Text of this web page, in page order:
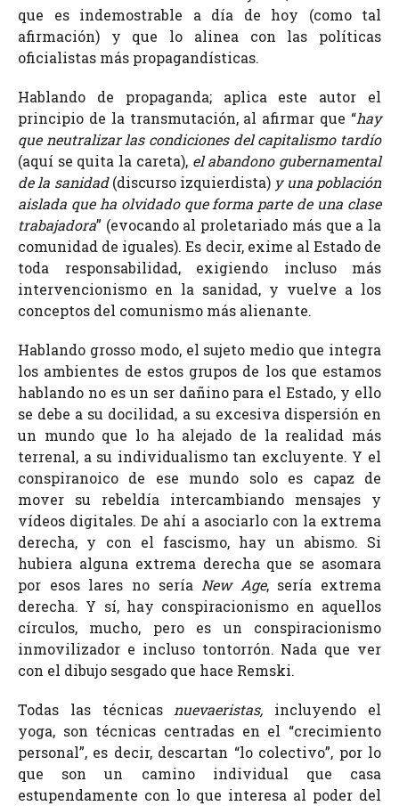
que es indemostrable a día de hoy (como tal
afirmación) y que lo alinea con las políticas
oficialistas más propagandísticas.
Hablando de propaganda; aplica este autor el
principio de la transmutación, al afirmar que “hay
que neutralizar las condiciones del capitalismo tardío
(aquí se quita la careta), el abandono gubernamental
de la sanidad(discurso izquierdista) y una población
aislada que ha olvidado que forma parte de una clase
trabajadora” (evocando al proletariado más que a la
comunidad de iguales). Es decir, exime al Estado de
toda responsabilidad, exigiendo incluso más
intervencionismo en la sanidad, y vuelve a los
conceptos del comunismo más alienante.
Hablando grosso modo, el sujeto medio que integra
los ambientes de estos grupos de los que estamos
hablando no es un ser dañino para el Estado, y ello
se debe a su docilidad, a su excesiva dispersión en
un mundo que lo ha alejado de la realidad más
terrenal, a su individualismo tan excluyente. Y el
conspiranoico de ese mundo solo es capaz de
mover su rebeldía intercambiando mensajes y
vídeos digitales. De ahí a asociarlo con la extrema
derecha, y con el fascismo, hay un abismo. Si
hubiera alguna extrema derecha que se asomara
por esos lares no sería New Age, sería extrema
derecha. Y sí, hay conspiracionismo en aquellos
círculos, mucho, pero es un conspiracionismo
inmovilizador e incluso tontorrón. Nada que ver
con el dibujo sesgado que hace Remski.
Todas las técnicasnuevaeristas, incluyendo el
yoga, son técnicas centradas en el “crecimiento
personal”, es decir, descartan “lo colectivo”, por lo
que son un camino individual que casa
estupendamente con lo que interesa al poder del